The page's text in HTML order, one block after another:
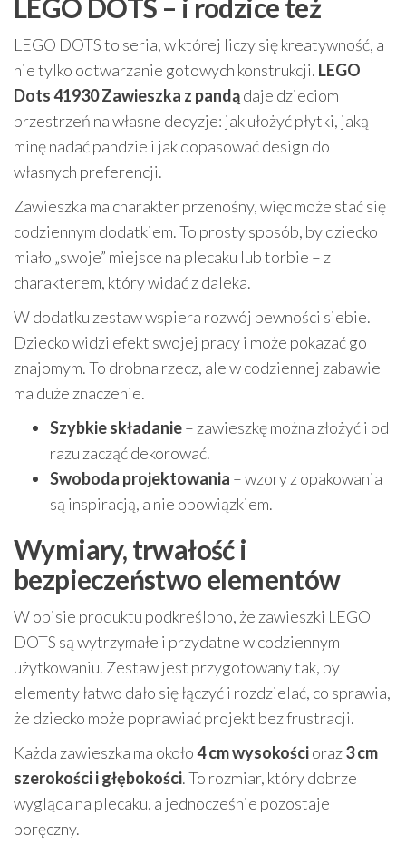
LEGO DOTS – i rodzice też
LEGO DOTS to seria, w której liczy się kreatywność, a
nie tylko odtwarzanie gotowych konstrukcji. LEGO
Dots 41930 Zawieszka z pandądaje dzieciom
przestrzeń na własne decyzje: jak ułożyć płytki, jaką
minę nadać pandzie i jak dopasować design do
własnych preferencji.
Zawieszka ma charakter przenośny, więc może stać się
codziennym dodatkiem. To prosty sposób, by dziecko
miało „swoje” miejsce na plecaku lub torbie – z
charakterem, który widać z daleka.
W dodatku zestaw wspiera rozwój pewności siebie.
Dziecko widzi efekt swojej pracy i może pokazać go
znajomym. To drobna rzecz, ale w codziennej zabawie
ma duże znaczenie.
Szybkie składanie– zawieszkę można złożyć i od
razu zacząć dekorować.
Swoboda projektowania – wzory z opakowania
są inspiracją, a nie obowiązkiem.
Wymiary, trwałość i
bezpieczeństwo elementów
W opisie produktu podkreślono, że zawieszki LEGO
DOTS są wytrzymałe i przydatne w codziennym
użytkowaniu. Zestaw jest przygotowany tak, by
elementy łatwo dało się łączyć i rozdzielać, co sprawia,
że dziecko może poprawiać projekt bez frustracji.
Każda zawieszka ma około4 cm wysokościoraz3 cm
szerokości i głębokości. To rozmiar, który dobrze
wygląda na plecaku, a jednocześnie pozostaje
poręczny.